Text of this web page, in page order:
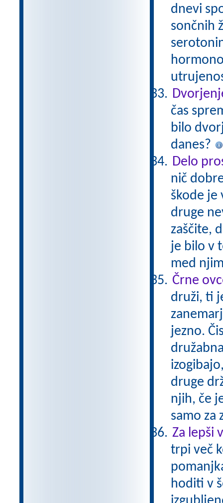
dnevi
sončnih
čas
bilo
danes?
Delo
nič
škode je
druge
zaščite,
je bilo v
med
Črne
druži, ti
jezno.
druge
njih, če
samo za
Za lepši
trpi več
hoditi v